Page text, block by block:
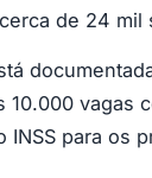
de 24 mil
10.000 vagas
INSS para os